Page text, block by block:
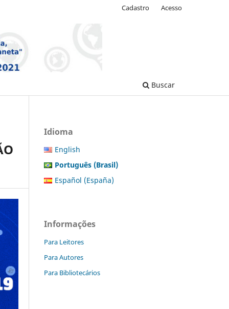
Buscar
Cadastro Acesso
Idioma
English
Português (Brasil)
Español (España)
Informações
Para Leitores
Para Autores
Para Bibliotecários